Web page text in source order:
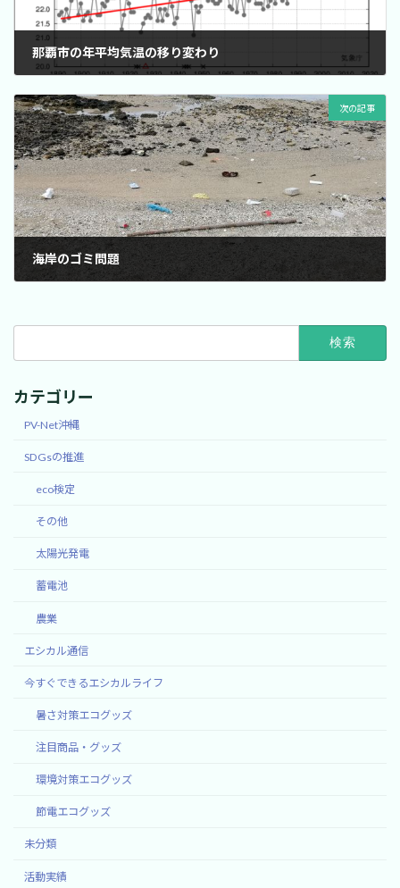
那覇市の年平均気温の移り変わり
次の記事
海岸のゴミ問題
カテゴリー
PV-Net沖縄
SDGsの推進
eco検定
その他
太陽光発電
蓄電池
農業
エシカル通信
今すぐできるエシカルライフ
暑さ対策エコグッズ
注目商品・グッズ
環境対策エコグッズ
節電エコグッズ
未分類
活動実績